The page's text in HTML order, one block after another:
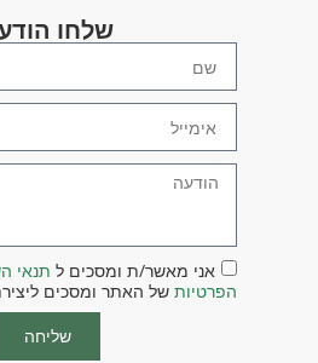
שלחו
אני מאשר/ת ומסכים ל תנאי
הפרטיות של האתר ומסכים
שליחה